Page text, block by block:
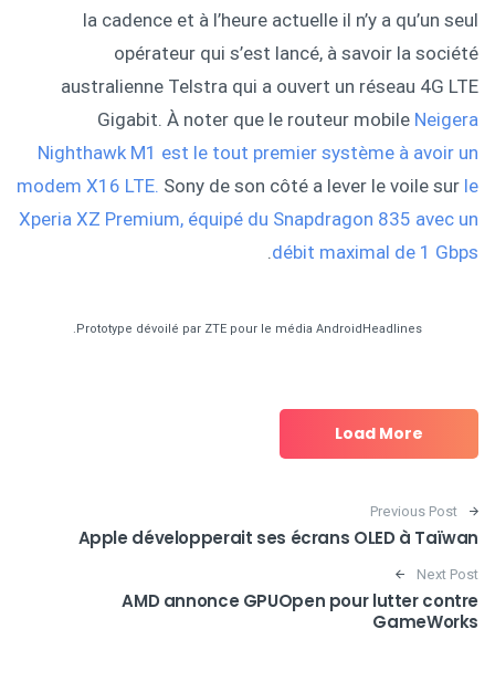
la cadence et à l’heure actuelle il n’y a qu’un seul
opérateur qui s’est lancé, à savoir la société
australienne Telstra qui a ouvert un réseau 4G LTE
Gigabit. À noter que le routeur mobile Neigera
Nighthawk M1 est le tout premier système à avoir un
modem X16 LTE. Sony de son côté a lever le voile sur le
Xperia XZ Premium, équipé du Snapdragon 835 avec un
débit maximal de 1 Gbps
.
Prototype dévoilé par ZTE pour le média AndroidHeadlines.
Load More
Post navigation
Previous Post
Apple développerait ses écrans OLED à Taïwan
Next Post
AMD annonce GPUOpen pour lutter contre
GameWorks